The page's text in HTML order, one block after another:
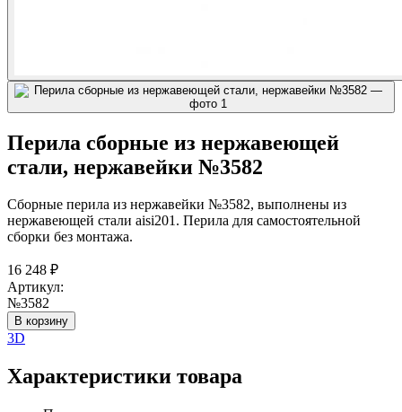
Перила сборные из нержавеющей
стали, нержавейки №3582
Сборные перила из нержавейки №3582, выполнены из
нержавеющей стали aisi201. Перила для самостоятельной
сборки без монтажа.
16 248 ₽
Артикул:
№3582
В корзину
3D
Характеристики товара